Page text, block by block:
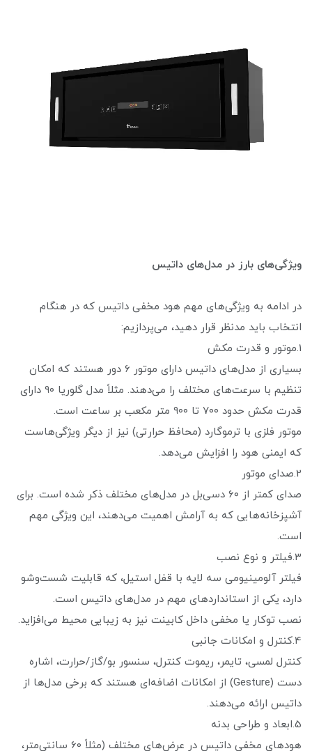
ویژگی‌های بارز در مدل‌های داتیس
در ادامه به ویژگی‌های مهم هود مخفی داتیس که در هنگام
انتخاب باید مدنظر قرار دهید، می‌پردازیم:
1.موتور و قدرت مکش
بسیاری از مدل‌های داتیس دارای موتور ۶ دور هستند که امکان
تنظیم با سرعت‌های مختلف را می‌دهند. مثلاً مدل گلوریا ۹۰ دارای
قدرت مکش حدود ۷۰۰ تا ۹۰۰ متر مکعب بر ساعت است.
موتور فلزی با ترموگارد (محافظ حرارتی) نیز از دیگر ویژگی‌هاست
که ایمنی هود را افزایش می‌دهد.
2.صدای موتور
صدای کمتر از ۶۰ دسی‌بل در مدل‌های مختلف ذکر شده است. برای
آشپزخانه‌هایی که به آرامش اهمیت می‌دهند، این ویژگی مهم
است.
3.فیلتر و نوع نصب
فیلتر آلومینیومی سه لایه با قفل استیل، که قابلیت شست‌وشو
دارد، یکی از استانداردهای مهم در مدل‌های داتیس است.
نصب توکار یا مخفی داخل کابینت نیز به زیبایی محیط می‌افزاید.
4.کنترل و امکانات جانبی
کنترل لمسی، تایمر، ریموت کنترل، سنسور بو/گاز/حرارت، اشاره
دست (Gesture) از امکانات اضافه‌ای هستند که برخی مدل‌ها از
داتیس ارائه می‌دهند.
5.ابعاد و طراحی بدنه
هودهای مخفی داتیس در عرض‌های مختلف (مثلاً 60 سانتی‌متر،